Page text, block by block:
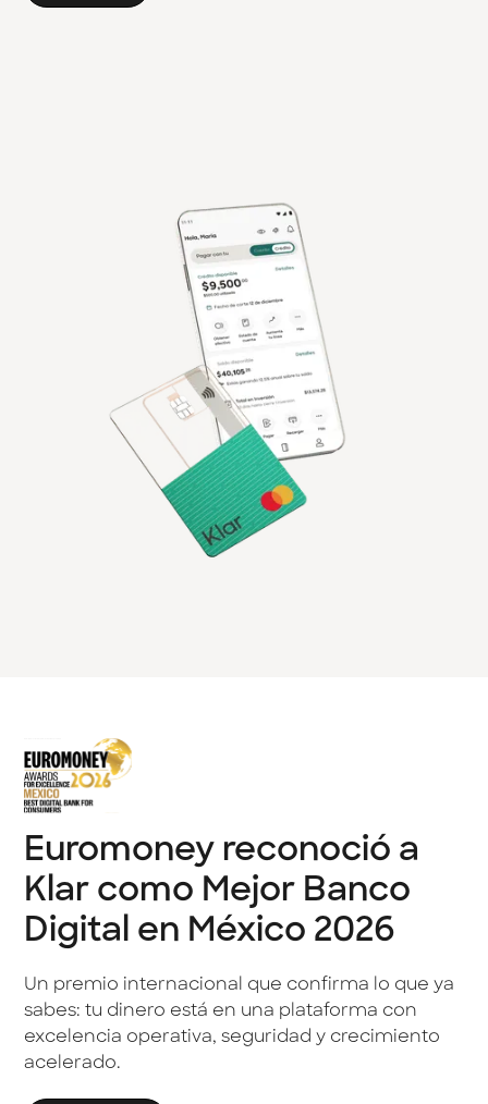
Euromoney reconoció a
Klar como Mejor Banco
Digital en México 2026
Un premio internacional que confirma lo que ya
sabes: tu dinero está en una plataforma con
excelencia operativa, seguridad y crecimiento
acelerado.